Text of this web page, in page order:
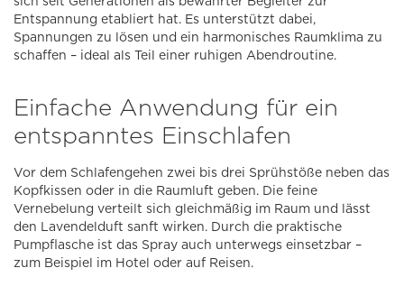
Entspannung etabliert hat. Es unterstützt dabei,
Spannungen zu lösen und ein harmonisches Raumklima zu
schaffen – ideal als Teil einer ruhigen Abendroutine.
Einfache Anwendung für ein
entspanntes Einschlafen
Vor dem Schlafengehen zwei bis drei Sprühstöße neben das
Kopfkissen oder in die Raumluft geben. Die feine
Vernebelung verteilt sich gleichmäßig im Raum und lässt
den Lavendelduft sanft wirken. Durch die praktische
Pumpflasche ist das Spray auch unterwegs einsetzbar –
zum Beispiel im Hotel oder auf Reisen.